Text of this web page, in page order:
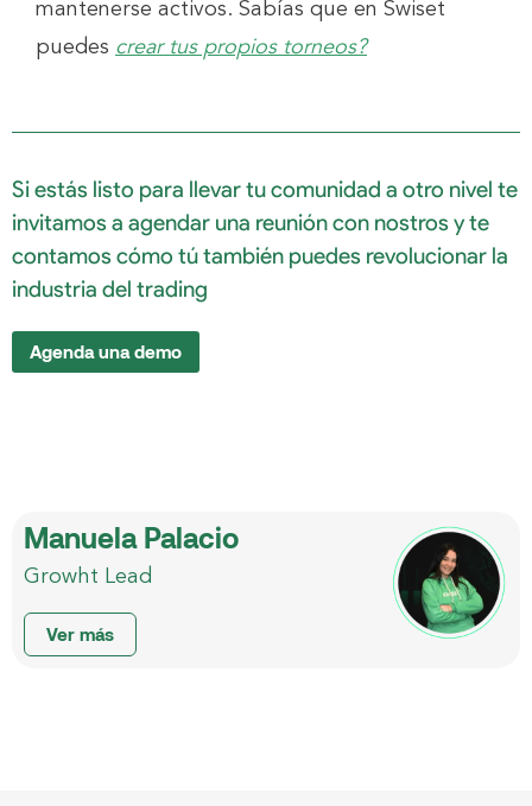
mantenerse activos. Sabías que en Swiset
puedes crear tus propios torneos?
Si estás listo para llevar tu comunidad a otro nivel te
invitamos a agendar una reunión con nostros y te
contamos cómo tú también puedes revolucionar la
industria del trading
Agenda una demo
Manuela Palacio
Growht Lead
Ver más